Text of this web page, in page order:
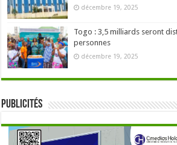
décembre 19, 2025
Togo : 3,5 milliards seront
personnes
décembre 19, 2025
Publicités